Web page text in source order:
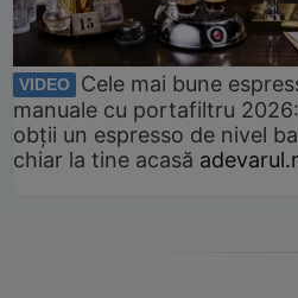
VIDEO
Cele mai bune
manuale cu portafiltru
obții un espresso de nivel
chiar la tine acasă